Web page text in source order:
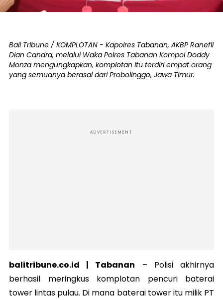
Bali Tribune / KOMPLOTAN - Kapolres Tabanan, AKBP Ranefli
Dian Candra, melalui Waka Polres Tabanan Kompol Doddy
Monza mengungkapkan, komplotan itu terdiri empat orang
yang semuanya berasal dari Probolinggo, Jawa Timur.
ADVERTISEMENT
balitribune.co.id | Tabanan – Polisi akhirnya
berhasil meringkus komplotan pencuri baterai
tower lintas pulau. Di mana baterai tower itu milik PT